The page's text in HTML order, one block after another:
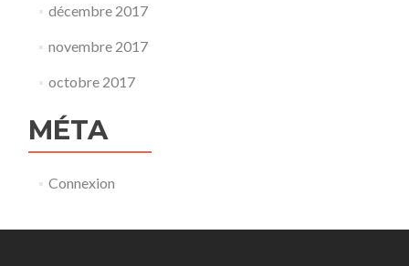
décembre 2017
novembre 2017
octobre 2017
MÉTA
Connexion